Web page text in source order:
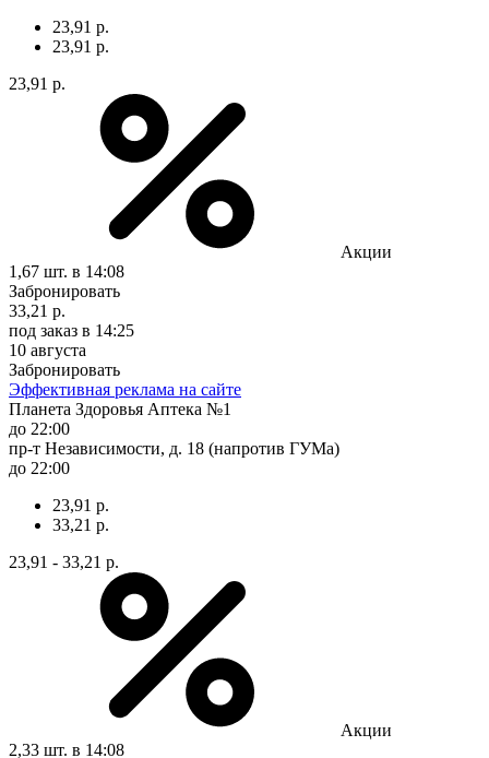
23,91 р.
23,91 р.
23,91 р.
Акции
1,67 шт. в 14:08
Забронировать
33,21 р.
под заказ в 14:25
10 августа
Забронировать
Эффективная реклама на сайте
Планета Здоровья Аптека №1
до 22:00
пр-т Независимости, д. 18 (напротив ГУМа)
до 22:00
23,91 р.
33,21 р.
23,91 - 33,21 р.
Акции
2,33 шт. в 14:08